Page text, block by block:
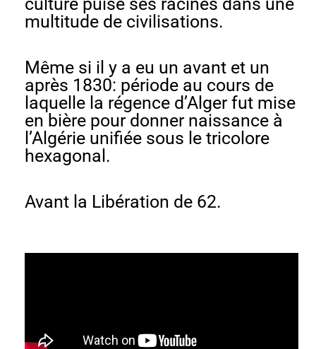
multitude de civilisations.
Même si il y a eu un avant et un
après 1830: période au cours de
laquelle la régence d’Alger fut mise
en bière pour donner naissance à
l’Algérie unifiée sous le tricolore
hexagonal.
Avant la Libération de 62.